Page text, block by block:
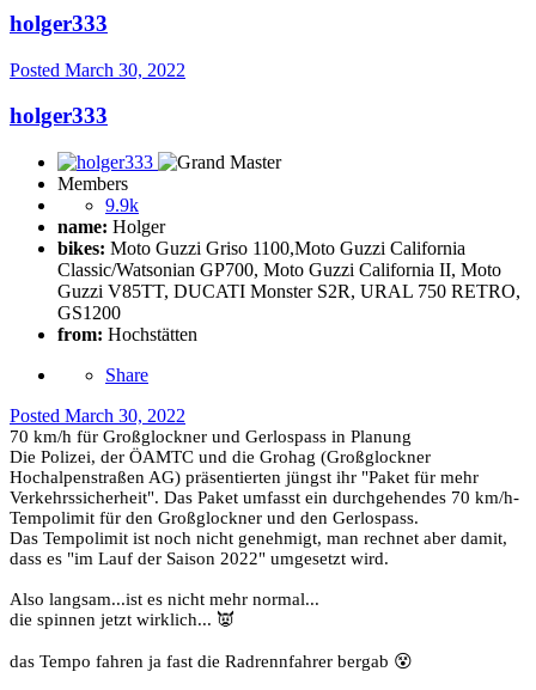
holger333
Posted March 30, 2022
holger333
Members
9.9k
name: Holger
bikes: Moto Guzzi Griso 1100,Moto Guzzi California
Classic/Watsonian GP700, Moto Guzzi California II, Moto
Guzzi V85TT, DUCATI Monster S2R, URAL 750 RETRO,
GS1200
from: Hochstätten
Share
Posted March 30, 2022
70 km/h für Großglockner und Gerlospass in Planung
Die Polizei, der ÖAMTC und die Grohag (Großglockner
Hochalpenstraßen AG) präsentierten jüngst ihr "Paket für mehr
Verkehrssicherheit". Das Paket umfasst ein durchgehendes 70 km/h-
Tempolimit für den Großglockner und den Gerlospass.
Das Tempolimit ist noch nicht genehmigt, man rechnet aber damit,
dass es "im Lauf der Saison 2022" umgesetzt wird.
Also langsam...ist es nicht mehr normal...
die spinnen jetzt wirklich... 👿
das Tempo fahren ja fast die Radrennfahrer bergab 😵